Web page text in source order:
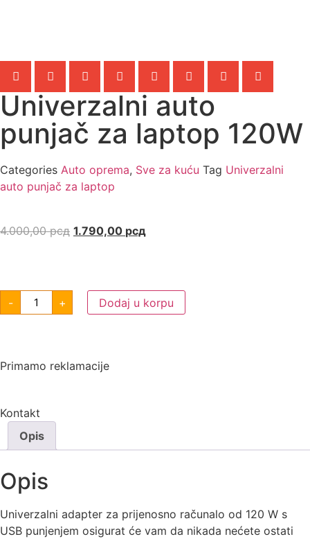
Univerzalni auto
punjač za laptop 120W
Categories Auto oprema, Sve za kuću Tag Univerzalni
auto punjač za laptop
4.000,00рсд 1.790,00 рсд
- + Dodaj u korpu
Primamo reklamacije
Kontakt
Opis
Opis
Univerzalni adapter za prijenosno računalo od 120 W s
USB punjenjem osigurat će vam da nikada nećete ostati